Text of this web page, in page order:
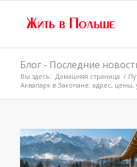
Блог - Последние
Вы здесь: Домашняя страница /
Аквапарк в Закопане: адрес, цены,